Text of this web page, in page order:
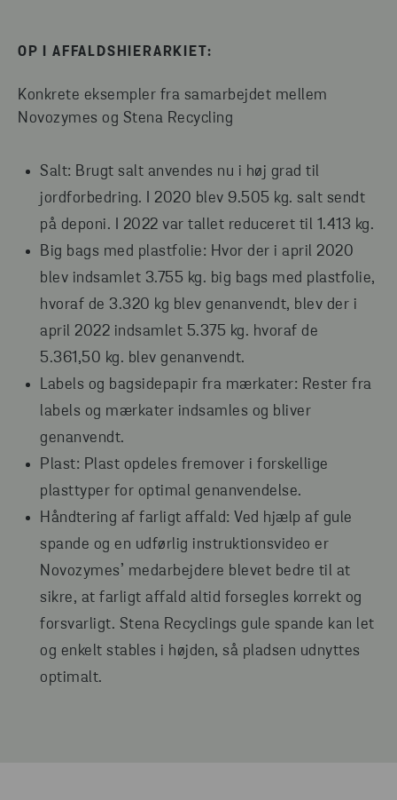
OP I AFFALDSHIERARKIET:
Konkrete eksempler fra samarbejdet mellem
Novozymes og Stena Recycling
Salt: Brugt salt anvendes nu i høj grad til
jordforbedring. I 2020 blev 9.505 kg. salt sendt
på deponi. I 2022 var tallet reduceret til 1.413 kg.
Big bags med plastfolie: Hvor der i april 2020
blev indsamlet 3.755 kg. big bags med plastfolie,
hvoraf de 3.320 kg blev genanvendt, blev der i
april 2022 indsamlet 5.375 kg. hvoraf de
5.361,50 kg. blev genanvendt.
Labels og bagsidepapir fra mærkater: Rester fra
labels og mærkater indsamles og bliver
genanvendt.
Plast: Plast opdeles fremover i forskellige
plasttyper for optimal genanvendelse.
Håndtering af farligt affald: Ved hjælp af gule
spande og en udførlig instruktionsvideo er
Novozymes’ medarbejdere blevet bedre til at
sikre, at farligt affald altid forsegles korrekt og
forsvarligt. Stena Recyclings gule spande kan let
og enkelt stables i højden, så pladsen udnyttes
optimalt.